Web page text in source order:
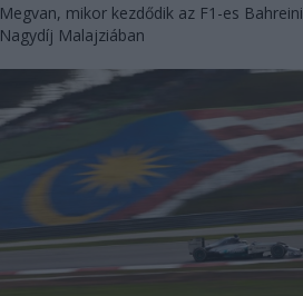
Megvan, mikor kezdődik az F1-es Bahreini
Nagydíj Malajziában